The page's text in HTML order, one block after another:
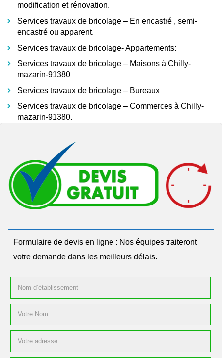
modification et rénovation.
Services travaux de bricolage – En encastré , semi-
encastré ou apparent.
Services travaux de bricolage- Appartements;
Services travaux de bricolage – Maisons à Chilly-
mazarin-91380
Services travaux de bricolage – Bureaux
Services travaux de bricolage – Commerces à Chilly-
mazarin-91380.
Formulaire de devis en ligne : Nos équipes traiteront
votre demande dans les meilleurs délais.